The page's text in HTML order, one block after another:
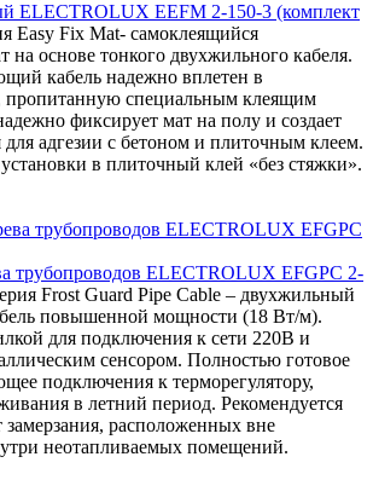
ELECTROLUX EEFM 2-150-3 (комплект
Easy Fix Mat- самоклеящийся
на основе тонкого двухжильного кабеля.
кабель надежно вплетен в
пропитанную специальным клеящим
фиксирует мат на полу и создает
для адгезии с бетоном и плиточным клеем.
в плиточный клей «без стяжки».
трубопроводов ELECTROLUX EFGPC 2-
Frost Guard Pipe Cable – двухжильный
повышенной мощности (18 Вт/м).
для подключения к сети 220В и
сенсором. Полностью готовое
подключения к терморегулятору,
в летний период. Рекомендуется
замерзания, расположенных вне
неотапливаемых помещений.